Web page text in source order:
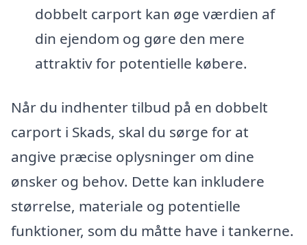
dobbelt carport kan øge værdien af
din ejendom og gøre den mere
attraktiv for potentielle købere.
Når du indhenter tilbud på en dobbelt
carport i Skads, skal du sørge for at
angive præcise oplysninger om dine
ønsker og behov. Dette kan inkludere
størrelse, materiale og potentielle
funktioner, som du måtte have i tankerne.